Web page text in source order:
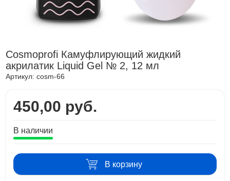
Cosmoprofi Камуфлирующий жидкий
акрилатик Liquid Gel № 2, 12 мл
Артикул:cosm-66
450,00 руб.
В наличии
В корзину